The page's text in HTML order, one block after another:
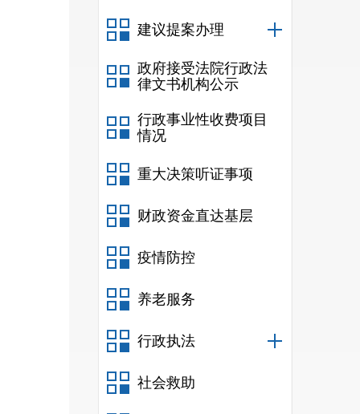
建议提案办理
政府接受法院行政法
律文书机构公示
行政事业性收费项目
情况
重大决策听证事项
财政资金直达基层
疫情防控
养老服务
行政执法
社会救助